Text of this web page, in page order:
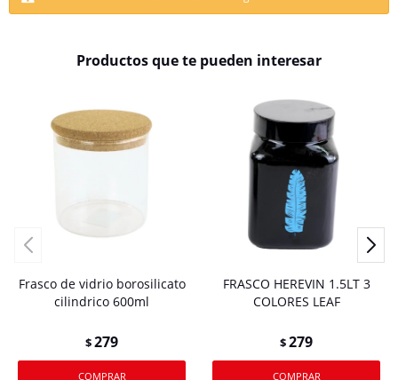
Productos que te pueden interesar
Frasco de vidrio borosilicato
cilindrico 600ml
$279
FRASCO HEREVIN 1.5LT 3
COLORES LEAF
$279